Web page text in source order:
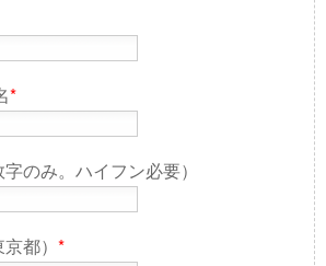
*
のみ。ハイフン必要）
都） *